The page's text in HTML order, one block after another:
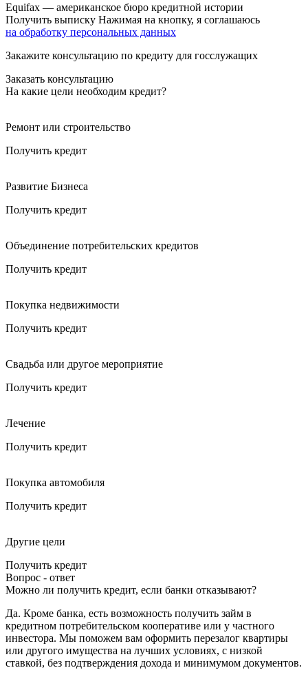
Equifax — американское бюро кредитной истории
Получить выписку Нажимая на кнопку, я соглашаюсь
на обработку персональных данных
Закажите консультацию по кредиту для госслужащих
Заказать консультацию
На какие цели необходим кредит?
Ремонт или строительство
Получить кредит
Развитие Бизнеса
Получить кредит
Объединение потребительских кредитов
Получить кредит
Покупка недвижимости
Получить кредит
Свадьба или другое мероприятие
Получить кредит
Лечение
Получить кредит
Покупка автомобиля
Получить кредит
Другие цели
Получить кредит
Вопрос - ответ
Можно ли получить кредит, если банки отказывают?
Да. Кроме банка, есть возможность получить займ в
кредитном потребительском кооперативе или у частного
инвестора. Мы поможем вам оформить перезалог квартиры
или другого имущества на лучших условиях, с низкой
ставкой, без подтверждения дохода и минимумом документов.